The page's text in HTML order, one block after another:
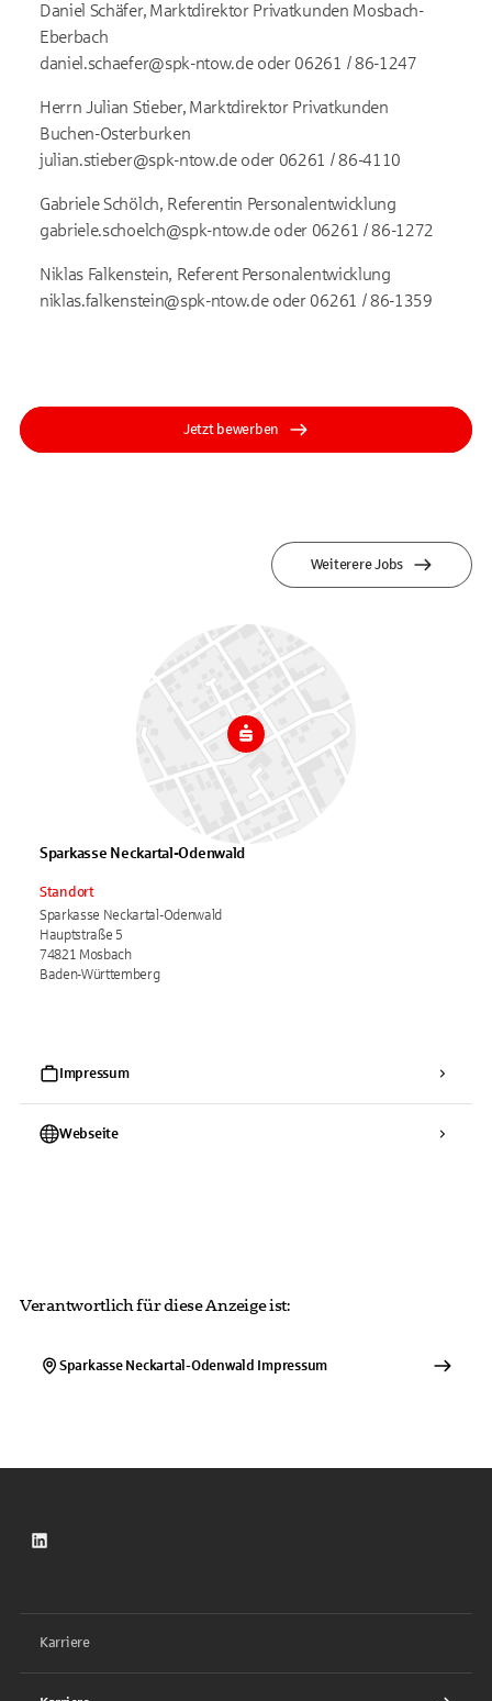
Daniel Schäfer, Marktdirektor Privatkunden Mosbach-
Eberbach
daniel.schaefer@spk-ntow.deoder 06261 / 86-1247
Herrn Julian Stieber, Marktdirektor Privatkunden
Buchen-Osterburken
julian.stieber@spk-ntow.deoder 06261 / 86-4110
Gabriele Schölch, Referentin Personalentwicklung
gabriele.schoelch@spk-ntow.deoder 06261 / 86-1272
Niklas Falkenstein, Referent Personalentwicklung
niklas.falkenstein@spk-ntow.deoder 06261 / 86-1359
Jetzt bewerben
Weiterere Jobs
Sparkasse Neckartal-Odenwald
Standort
Sparkasse Neckartal-Odenwald
Hauptstraße 5
74821 Mosbach
Baden-Württemberg
Impressum
Webseite
Verantwortlich für diese Anzeige ist:
Sparkasse Neckartal-Odenwald Impressum
LinkedIn
Karriere